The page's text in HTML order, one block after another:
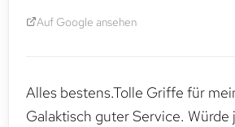
Auf Google ansehen
Alles bestens.Tolle Griffe für
Galaktisch guter Service.